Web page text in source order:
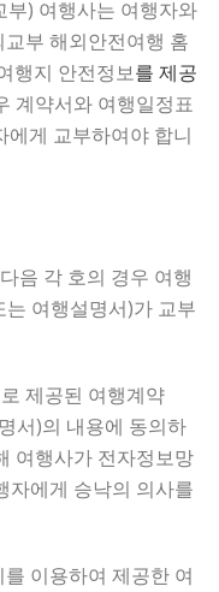
) 여행사는 여행자와
부 해외안전여행 홈
행지 안전정보를 제공
계약서와 여행일정표
게 교부하여야 합니
음 각 호의 경우 여행
여행설명서)가 교부
제공된 여행계약
서)의 내용에 동의하
여행사가 전자정보망
자에게 승낙의 의사를
이용하여 제공한 여